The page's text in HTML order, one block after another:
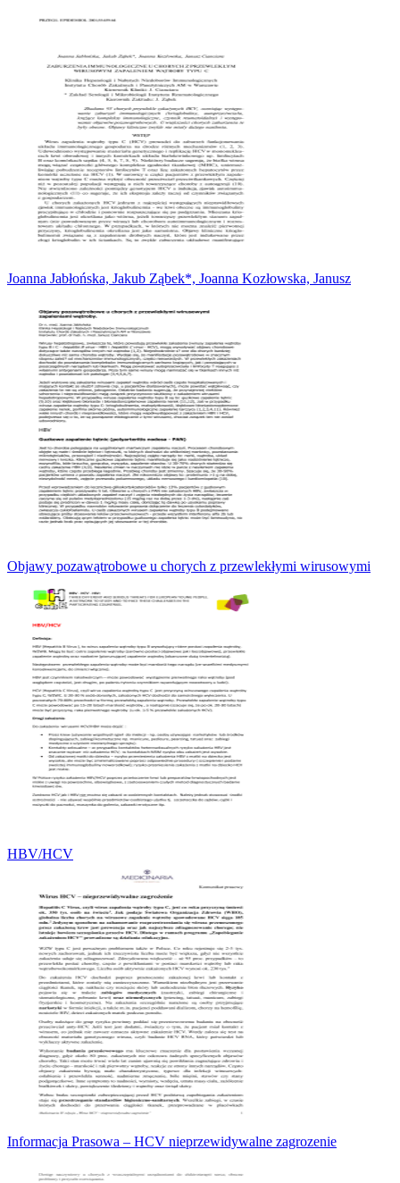
Joanna Jabłońska, Jakub Ząbek*, Joanna Kozłowska, Janusz
Objawy pozawątrobowe u chorych z przewlekłymi wirusowymi
HBV/HCV
Informacja Prasowa – HCV nieprzewidywalne zagrozenie